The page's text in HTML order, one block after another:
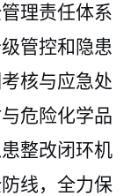
理责任体系
管控和隐患
核与应急处
危险化学品
整改闭环机
线，全力保